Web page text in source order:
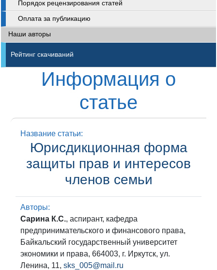
Порядок рецензирования статей
Оплата за публикацию
Наши авторы
Рейтинг скачиваний
Информация о
статье
Название статьи:
Юрисдикционная форма
защиты прав и интересов
членов семьи
Авторы:
Сарина К.С., аспирант, кафедра
предпринимательского и финансового права,
Байкальский государственный университет
экономики и права, 664003, г. Иркутск, ул.
Ленина, 11, sks_005@mail.ru